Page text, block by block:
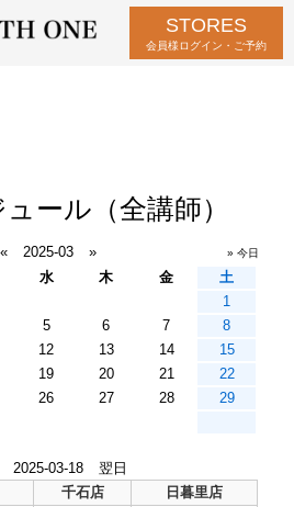
STORES
会員様ログイン・ご予約
ール（全講師）
« 2025-03 » » 今日
水 木 金
土
1
5 6 7
8
12 13 14
15
19 20 21
22
26 27 28
29
2025-03-18
翌日
千石店
日暮里店